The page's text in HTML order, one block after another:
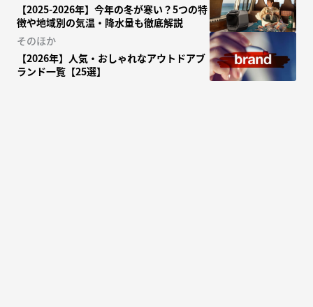
【2025-2026年】今年の冬が寒い？5つの特
徴や地域別の気温・降水量も徹底解説
そのほか
【2026年】人気・おしゃれなアウトドアブ
ランド一覧【25選】